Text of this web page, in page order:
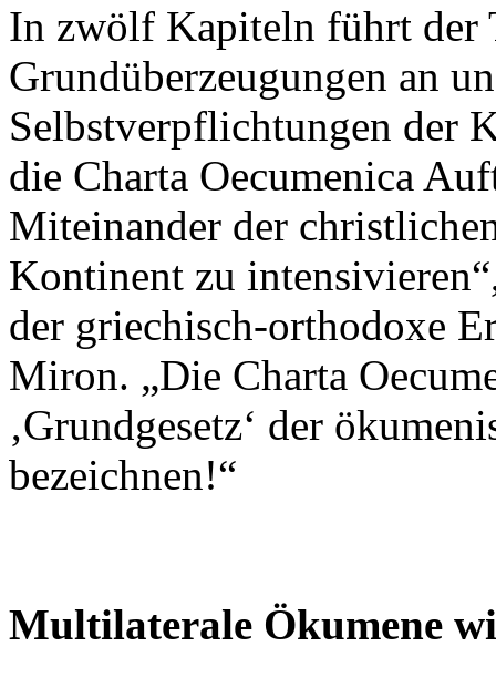
In zwölf Kapiteln führt der
Grundüberzeugungen an
Selbstverpflichtungen der
die Charta Oecumenica
Miteinander der
Kontinent zu
der griechisch-orthodoxe
Miron. „Die Charta
‚Grundgesetz‘ der
bezeichnen!“
Multilaterale Ökumene